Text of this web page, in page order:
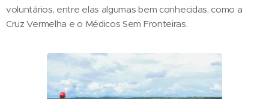
voluntários, entre elas algumas bem conhecidas, como a
Cruz Vermelha e o Médicos Sem Fronteiras.